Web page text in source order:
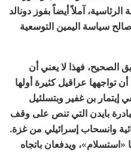
آملاً أيضاً بفوز دونالد
سياسة اليمين التوسعية
الصحيح، فهذا لا يعني أن
تواجهها عراقيل كثيرة أولها
إيتمار بن غفير وبتسلئيل
بايدن التي تنص على وقف
وانسحاب إسرائيلي من غزة.
«استسلام»، ويدفعان باتجاه